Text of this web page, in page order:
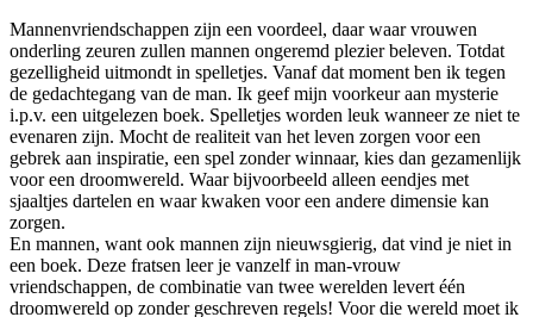
Mannenvriendschappen zijn een voordeel, daar waar vrouwen
onderling zeuren zullen mannen ongeremd plezier beleven. Totdat
gezelligheid uitmondt in spelletjes. Vanaf dat moment ben ik tegen
de gedachtegang van de man. Ik geef mijn voorkeur aan mysterie
i.p.v. een uitgelezen boek. Spelletjes worden leuk wanneer ze niet te
evenaren zijn. Mocht de realiteit van het leven zorgen voor een
gebrek aan inspiratie, een spel zonder winnaar, kies dan gezamenlijk
voor een droomwereld. Waar bijvoorbeeld alleen eendjes met
sjaaltjes dartelen en waar kwaken voor een andere dimensie kan
zorgen.
En mannen, want ook mannen zijn nieuwsgierig, dat vind je niet in
een boek. Deze fratsen leer je vanzelf in man-vrouw
vriendschappen, de combinatie van twee werelden levert één
droomwereld op zonder geschreven regels! Voor die wereld moet ik